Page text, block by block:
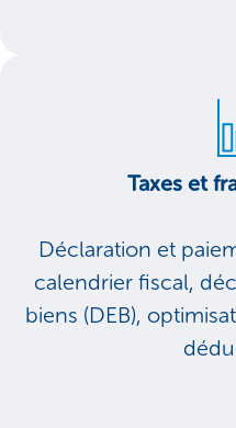
Taxes et
Déclaration et
calendrier fiscal,
biens (DEB),